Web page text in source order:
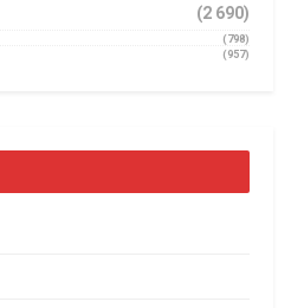
(2 690)
(798)
(957)